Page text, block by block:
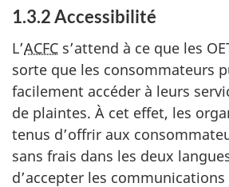
1.3.2 Accessibilité
L’ACFC s’attend à ce que les
sorte que les consommateurs
facilement accéder à leurs
de plaintes. À cet effet, les
tenus d’offrir aux
sans frais dans les deux
d’accepter les